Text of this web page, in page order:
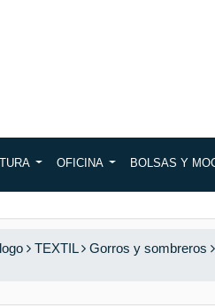
OFICINA BOLSAS Y
TEXTIL Gorros y sombreros